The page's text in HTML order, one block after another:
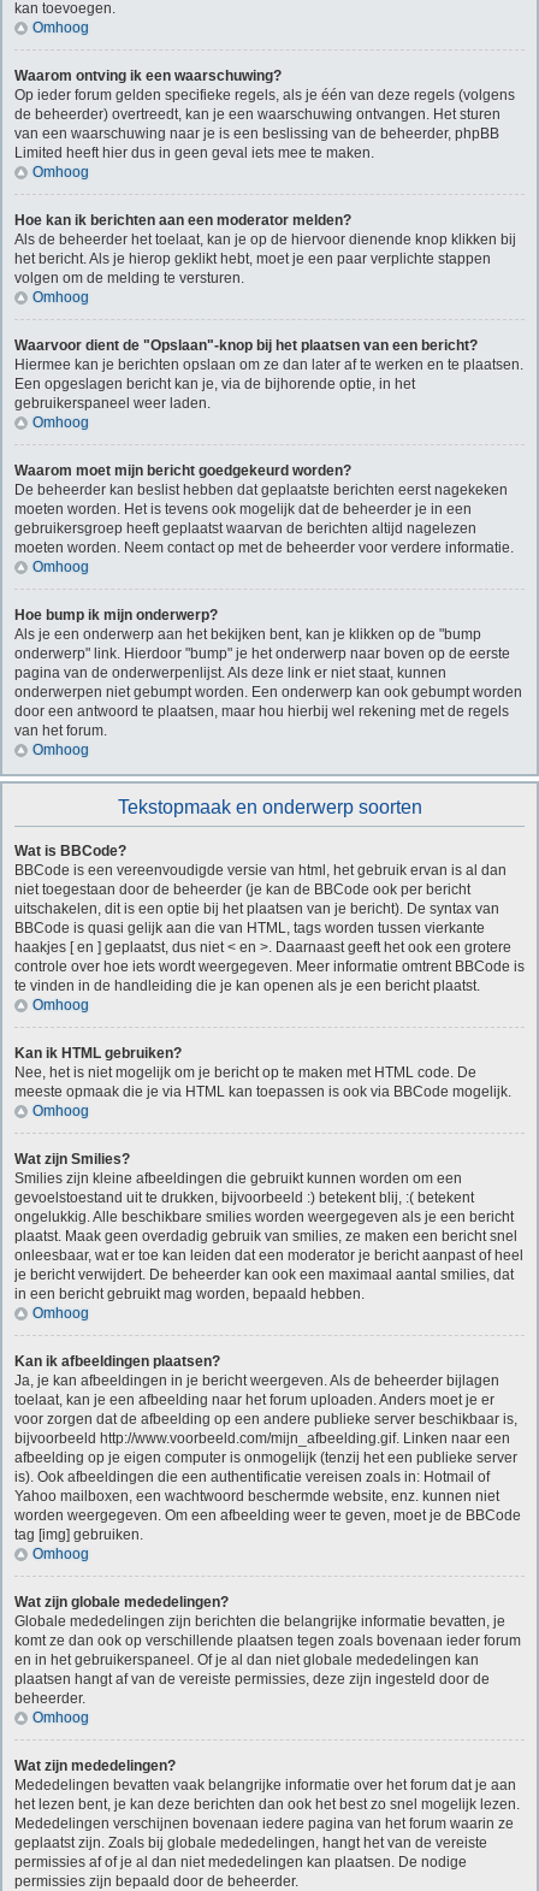
kan toevoegen.
Omhoog
Waarom ontving ik een waarschuwing?
Op ieder forum gelden specifieke regels, als je één van deze regels (volgens
de beheerder) overtreedt, kan je een waarschuwing ontvangen. Het sturen
van een waarschuwing naar je is een beslissing van de beheerder, phpBB
Limited heeft hier dus in geen geval iets mee te maken.
Omhoog
Hoe kan ik berichten aan een moderator melden?
Als de beheerder het toelaat, kan je op de hiervoor dienende knop klikken bij
het bericht. Als je hierop geklikt hebt, moet je een paar verplichte stappen
volgen om de melding te versturen.
Omhoog
Waarvoor dient de "Opslaan"-knop bij het plaatsen van een bericht?
Hiermee kan je berichten opslaan om ze dan later af te werken en te plaatsen.
Een opgeslagen bericht kan je, via de bijhorende optie, in het
gebruikerspaneel weer laden.
Omhoog
Waarom moet mijn bericht goedgekeurd worden?
De beheerder kan beslist hebben dat geplaatste berichten eerst nagekeken
moeten worden. Het is tevens ook mogelijk dat de beheerder je in een
gebruikersgroep heeft geplaatst waarvan de berichten altijd nagelezen
moeten worden. Neem contact op met de beheerder voor verdere informatie.
Omhoog
Hoe bump ik mijn onderwerp?
Als je een onderwerp aan het bekijken bent, kan je klikken op de "bump
onderwerp" link. Hierdoor "bump" je het onderwerp naar boven op de eerste
pagina van de onderwerpenlijst. Als deze link er niet staat, kunnen
onderwerpen niet gebumpt worden. Een onderwerp kan ook gebumpt worden
door een antwoord te plaatsen, maar hou hierbij wel rekening met de regels
van het forum.
Omhoog
Tekstopmaak en onderwerp soorten
Wat is BBCode?
BBCode is een vereenvoudigde versie van html, het gebruik ervan is al dan
niet toegestaan door de beheerder (je kan de BBCode ook per bericht
uitschakelen, dit is een optie bij het plaatsen van je bericht). De syntax van
BBCode is quasi gelijk aan die van HTML, tags worden tussen vierkante
haakjes [ en ] geplaatst, dus niet < en >. Daarnaast geeft het ook een grotere
controle over hoe iets wordt weergegeven. Meer informatie omtrent BBCode is
te vinden in de handleiding die je kan openen als je een bericht plaatst.
Omhoog
Kan ik HTML gebruiken?
Nee, het is niet mogelijk om je bericht op te maken met HTML code. De
meeste opmaak die je via HTML kan toepassen is ook via BBCode mogelijk.
Omhoog
Wat zijn Smilies?
Smilies zijn kleine afbeeldingen die gebruikt kunnen worden om een
gevoelstoestand uit te drukken, bijvoorbeeld :) betekent blij, :( betekent
ongelukkig. Alle beschikbare smilies worden weergegeven als je een bericht
plaatst. Maak geen overdadig gebruik van smilies, ze maken een bericht snel
onleesbaar, wat er toe kan leiden dat een moderator je bericht aanpast of heel
je bericht verwijdert. De beheerder kan ook een maximaal aantal smilies, dat
in een bericht gebruikt mag worden, bepaald hebben.
Omhoog
Kan ik afbeeldingen plaatsen?
Ja, je kan afbeeldingen in je bericht weergeven. Als de beheerder bijlagen
toelaat, kan je een afbeelding naar het forum uploaden. Anders moet je er
voor zorgen dat de afbeelding op een andere publieke server beschikbaar is,
bijvoorbeeld http://www.voorbeeld.com/mijn_afbeelding.gif. Linken naar een
afbeelding op je eigen computer is onmogelijk (tenzij het een publieke server
is). Ook afbeeldingen die een authentificatie vereisen zoals in: Hotmail of
Yahoo mailboxen, een wachtwoord beschermde website, enz. kunnen niet
worden weergegeven. Om een afbeelding weer te geven, moet je de BBCode
tag [img] gebruiken.
Omhoog
Wat zijn globale mededelingen?
Globale mededelingen zijn berichten die belangrijke informatie bevatten, je
komt ze dan ook op verschillende plaatsen tegen zoals bovenaan ieder forum
en in het gebruikerspaneel. Of je al dan niet globale mededelingen kan
plaatsen hangt af van de vereiste permissies, deze zijn ingesteld door de
beheerder.
Omhoog
Wat zijn mededelingen?
Mededelingen bevatten vaak belangrijke informatie over het forum dat je aan
het lezen bent, je kan deze berichten dan ook het best zo snel mogelijk lezen.
Mededelingen verschijnen bovenaan iedere pagina van het forum waarin ze
geplaatst zijn. Zoals bij globale mededelingen, hangt het van de vereiste
permissies af of je al dan niet mededelingen kan plaatsen. De nodige
permissies zijn bepaald door de beheerder.